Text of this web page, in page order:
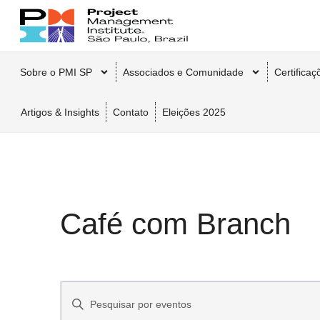
Sobre o PMI SP Associados e Comunidade
Artigos & Insights Contato Eleições 2025
Café com Branch
Pesquisa